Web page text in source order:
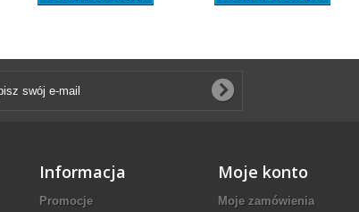
Informacja
Promocje
Moje konto
Moje zamówienia